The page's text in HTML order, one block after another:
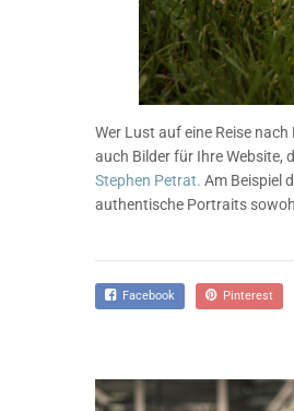
Wer Lust auf eine Reise
auch Bilder für Ihre Website,
Stephen Petrat. Am Beispiel
authentische Portraits
Facebook Pinterest